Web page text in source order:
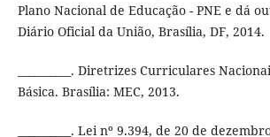
Plano Nacional de Educação - PNE e dá
Diário Oficial da União, Brasília, DF, 2014.
__________. Diretrizes Curriculares
Básica. Brasília: MEC, 2013.
__________. Lei nº 9.394, de 20 de